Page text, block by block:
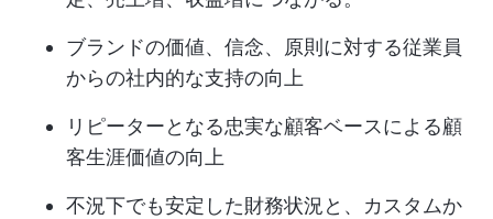
ブランドの価値、信念、原則に対する従業員
からの社内的な支持の向上
リピーターとなる忠実な顧客ベースによる顧
客生涯価値の向上
不況下でも安定した財務状況と、カスタムか